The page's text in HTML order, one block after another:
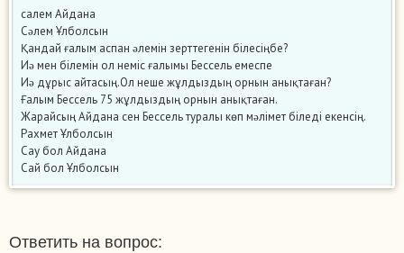
салем Айдана
Сəлем Ұлболсын
Қандай ғалым аспан əлемін зерттегенін білесіңбе?
Иə мен білемін ол неміс ғалымы Бессель емеспе
Иə дұрыс айтасың.Ол неше жұлдыздың орнын анықтаған?
Ғалым Бессель 75 жұлдыздың орнын анықтаған.
Жарайсың Айдана сен Бессель туралы көп мəлімет біледі екенсің.
Рахмет Ұлболсын
Сау бол Айдана
Сай бол Ұлболсын
Ответить на вопрос: